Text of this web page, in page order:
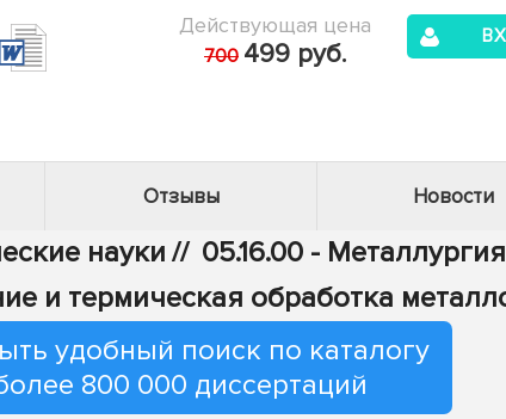
Действующая цена
700 499 руб.
Отзывы Новости
науки // 05.16.00 -
и термическая обработка
удобный поиск по каталогу
800 000 диссертаций